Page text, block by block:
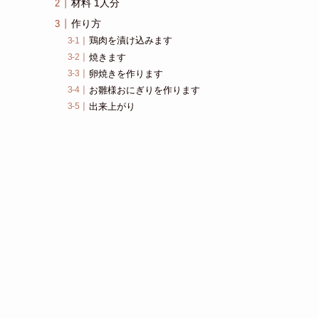
材料 1人分
作り方
鶏肉を漬け込みます
焼きます
卵焼きを作ります
お雛様おにぎりを作ります
出来上がり